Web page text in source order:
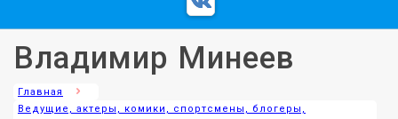
Владимир Минеев
Главная
Ведущие, актеры, комики, спортсмены, блогеры,